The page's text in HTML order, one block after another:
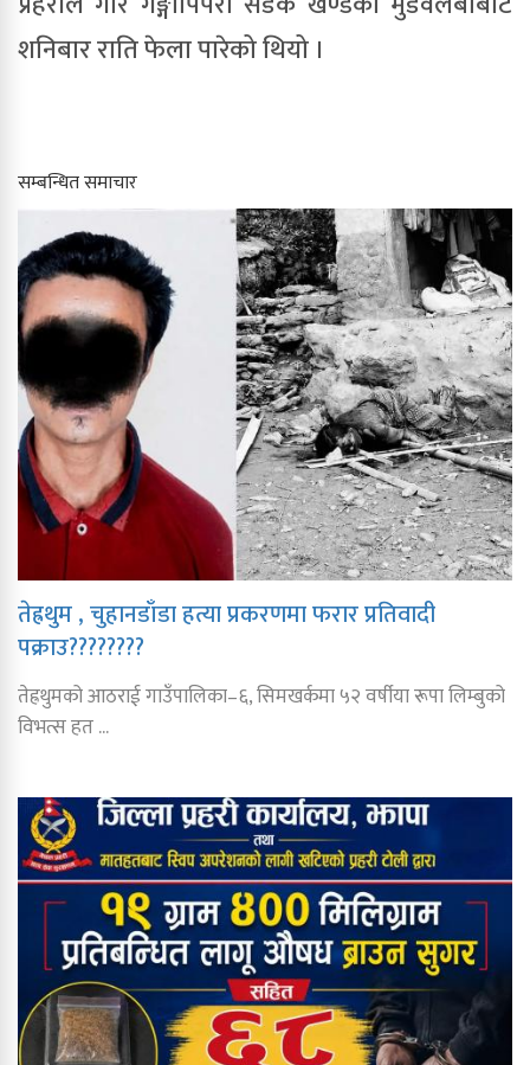
शनिबार राति फेला पारेको थियो ।
सम्बन्धित समाचार
तेह्रथुम , चुहानडाँडा हत्या प्रकरणमा फरार प्रतिवादी
पक्राउ????????
तेह्रथुमको आठराई गाउँपालिका–६, सिमखर्कमा ५२ वर्षीया रूपा लिम्बुको
विभत्स हत ...